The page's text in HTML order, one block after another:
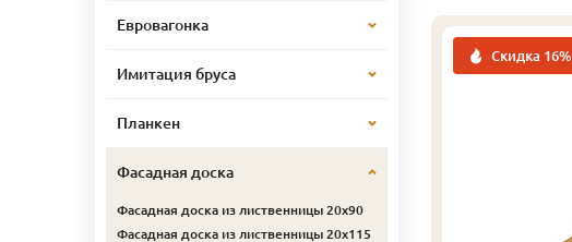
Скидка 16%
Евровагонка
Имитация бруса
Планкен
Фасадная доска
Фасадная доска из лиственницы 20х90
Фасадная доска из лиственницы 20х115